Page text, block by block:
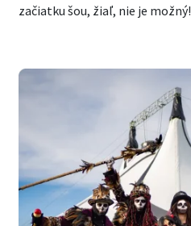
začiatku šou, žiaľ, nie je možný!